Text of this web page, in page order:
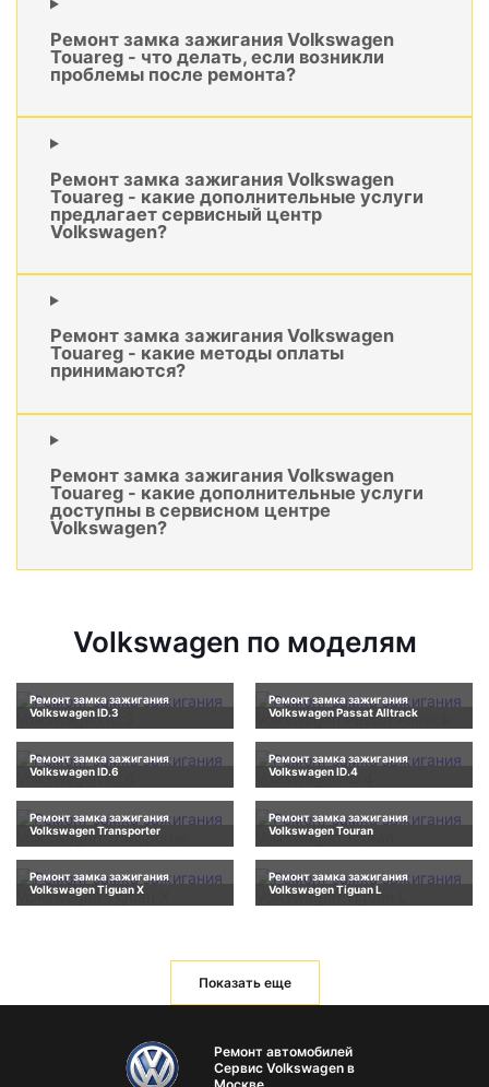
Ремонт замка зажигания Volkswagen
Touareg - что делать, если возникли
проблемы после ремонта?
Ремонт замка зажигания Volkswagen
Touareg - какие дополнительные услуги
предлагает сервисный центр
Volkswagen?
Ремонт замка зажигания Volkswagen
Touareg - какие методы оплаты
принимаются?
Ремонт замка зажигания Volkswagen
Touareg - какие дополнительные услуги
доступны в сервисном центре
Volkswagen?
Volkswagen по моделям
Ремонт замка зажигания
Volkswagen ID.3
Ремонт замка зажигания
Volkswagen Passat Alltrack
Ремонт замка зажигания
Volkswagen ID.6
Ремонт замка зажигания
Volkswagen ID.4
Ремонт замка зажигания
Volkswagen Transporter
Ремонт замка зажигания
Volkswagen Touran
Ремонт замка зажигания
Volkswagen Tiguan X
Ремонт замка зажигания
Volkswagen Tiguan L
Показать еще
Ремонт автомобилей
Сервис Volkswagen в